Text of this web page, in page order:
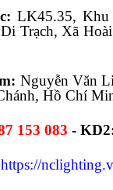
LK45.35,
Trạch, Xã
Nguyễn Văn
Hồ Chí
153 083 -
https://